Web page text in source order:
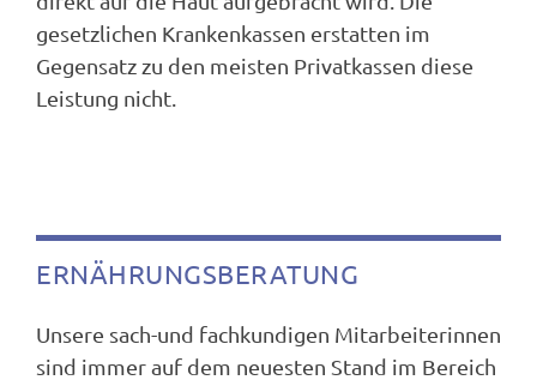
gesetzlichen Krankenkassen erstatten im
Gegensatz zu den meisten Privatkassen diese
Leistung nicht.
ERNÄHRUNGSBERATUNG
Unsere sach-und fachkundigen Mitarbeiterinnen
sind immer auf dem neuesten Stand im Bereich